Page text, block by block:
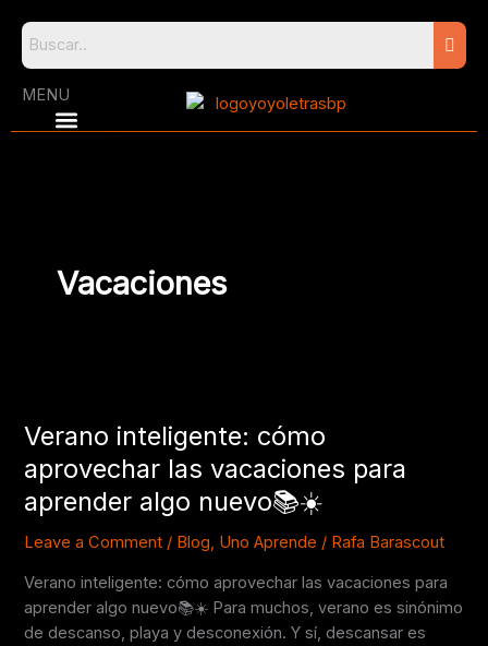
content
MENU
Vacaciones
Verano inteligente: cómo
aprovechar las vacaciones para
aprender algo nuevo📚☀️
Leave a Comment / Blog, Uno Aprende / Rafa Barascout
Verano inteligente: cómo aprovechar las vacaciones para
aprender algo nuevo📚☀️ Para muchos, verano es sinónimo
de descanso, playa y desconexión. Y sí, descansar es
cómo
las
vacaciones
para
algo
nuevo
📚